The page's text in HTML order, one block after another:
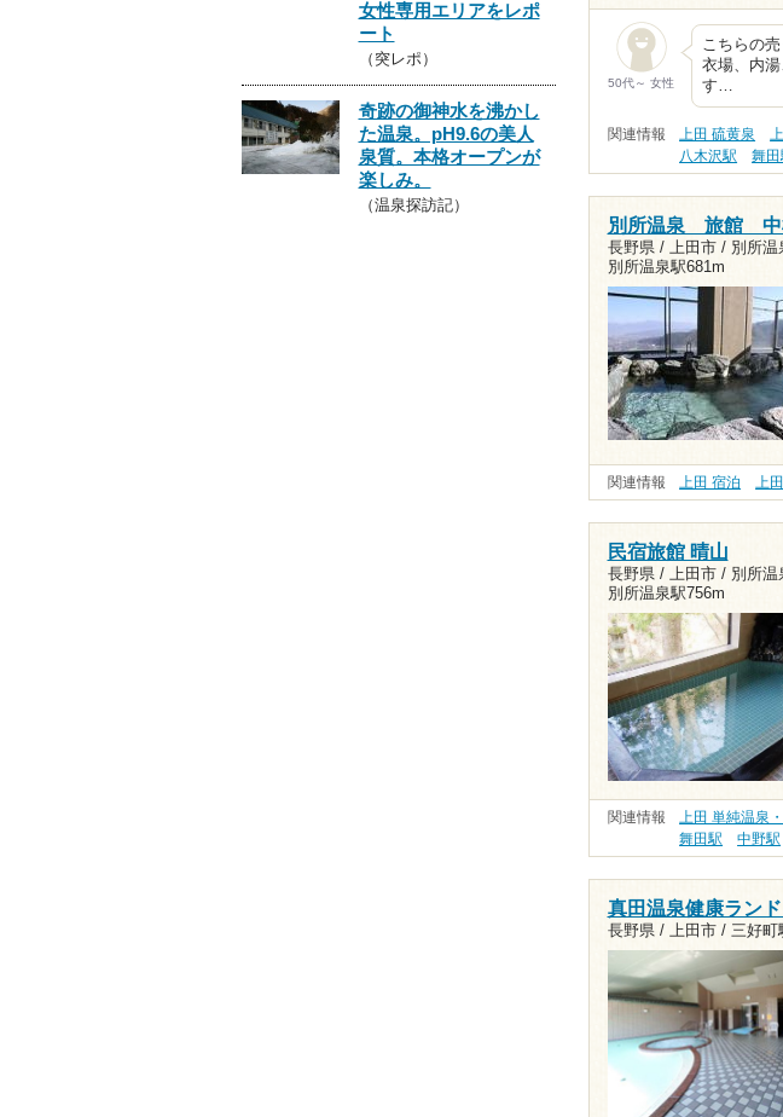
50代～ 女性
こちらの
衣場、内
す…
関連情報 上田 硫黄泉
八木沢駅
舞田
別所温泉 旅館 中
長野県 / 上田市 / 別所温
別所温泉駅681m
関連情報 上田 宿泊 上
民宿旅館 晴山
長野県 / 上田市 / 別所温
別所温泉駅756m
関連情報 上田 単純温泉
舞田駅
中野駅
真田温泉健康ラン
長野県 / 上田市 / 三好町
女性専用エリアをレポ
ート
（突レポ）
奇跡の御神水を沸かし
た温泉。pH9.6の美人
泉質。本格オープンが
楽しみ。
（温泉探訪記）